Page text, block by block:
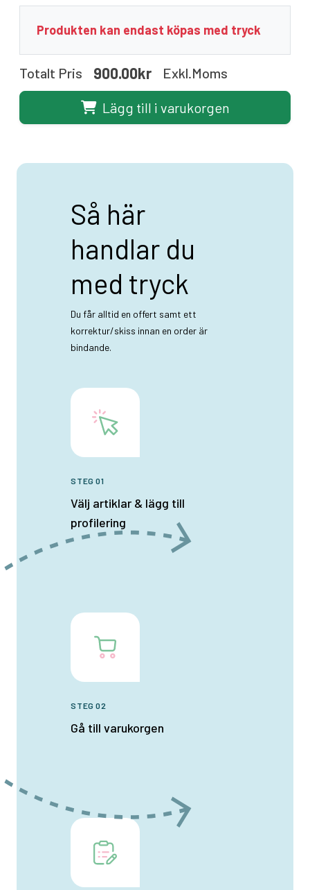
Produkten kan endast köpas med tryck
Totalt Pris 900.00kr Exkl.moms
Lägg till i varukorgen
Så här
handlar du
med tryck
Du får alltid en offert samt ett
korrektur/skiss innan en order är
bindande.
STEG 01
Välj artiklar & lägg till
profilering
STEG 02
Gå till varukorgen